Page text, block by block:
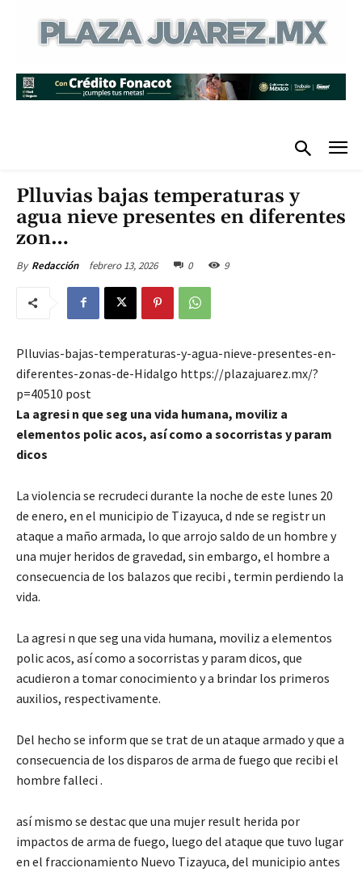
Plluvias bajas temperaturas y
agua nieve presentes en diferentes
zon…
By Redacción febrero 13, 2026 0 9
Plluvias-bajas-temperaturas-y-agua-nieve-presentes-en-
diferentes-zonas-de-Hidalgo https://plazajuarez.mx/?
p=40510 post
La agresi n que seg una vida humana, moviliz a
elementos polic acos, así como a socorristas y param
dicos
La violencia se recrudeci durante la noche de este lunes 20
de enero, en el municipio de Tizayuca, d nde se registr un
ataque a maño armada, lo que arrojo saldo de un hombre y
una mujer heridos de gravedad, sin embargo, el hombre a
consecuencia de los balazos que recibi , termin perdiendo la
vida.
La agresi n que seg una vida humana, moviliz a elementos
polic acos, así como a socorristas y param dicos, que
acudieron a tomar conocimiento y a brindar los primeros
auxilios, respectivamente.
Del hecho se inform que se trat de un ataque armado y que a
consecuencia de los disparos de arma de fuego que recibi el
hombre falleci .
así mismo se destac que una mujer result herida por
impactos de arma de fuego, luego del ataque que tuvo lugar
en el fraccionamiento Nuevo Tizayuca, del municipio antes